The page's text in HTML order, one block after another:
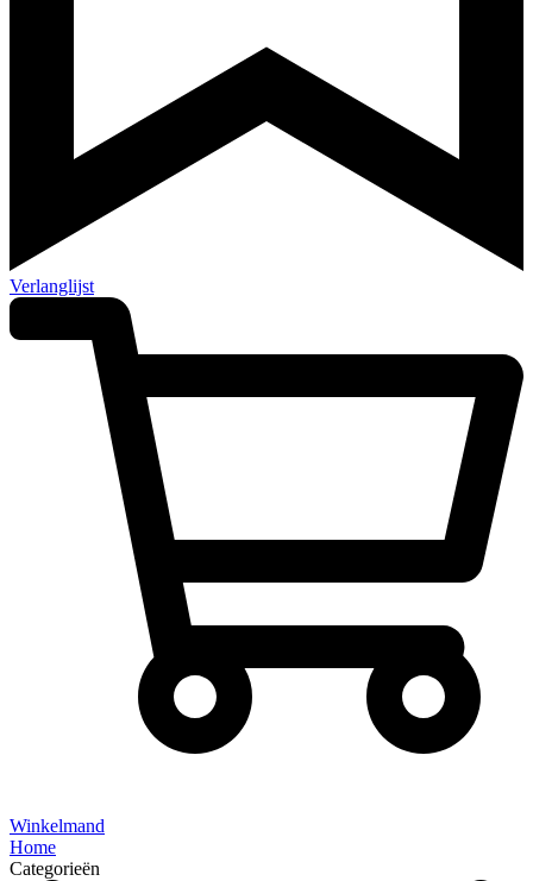
Verlanglijst
Winkelmand
Home
Categorieën